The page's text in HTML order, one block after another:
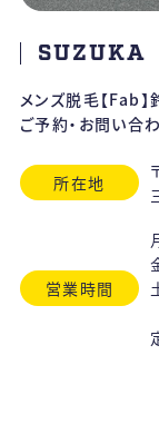
SUZUKA
メンズ脱毛【Fab】
ご予約・お問い合わ
所在地
営業時間